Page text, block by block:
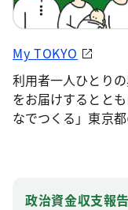
My TOKYO
利用者一人ひとり
をお届けするとと
なでつくる」東京
政治資金収支報